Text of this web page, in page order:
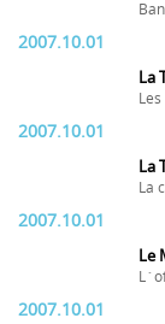
2007.10.01
La
2007.10.01
La
La
2007.10.01
Le
2007.10.01